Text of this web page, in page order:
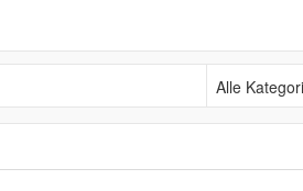
Alle Kategorien